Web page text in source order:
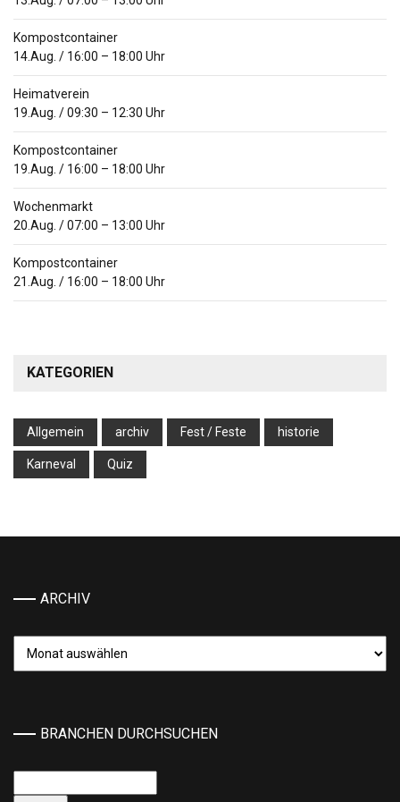
Kompostcontainer
14.Aug. / 16:00 – 18:00 Uhr
Heimatverein
19.Aug. /09:30 – 12:30 Uhr
Kompostcontainer
19.Aug. / 16:00 – 18:00 Uhr
Wochenmarkt
20.Aug. /07:00 – 13:00 Uhr
Kompostcontainer
21.Aug. / 16:00 – 18:00 Uhr
KATEGORIEN
Allgemein archiv Fest / Feste historie
Karneval Quiz
ARCHIV
BRANCHEN DURCHSUCHEN